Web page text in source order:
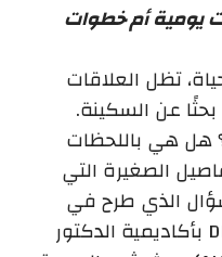
يومية أم خطوات
تظل العلاقات
بحثًا عن السكينة.
هل هي باللحظات
الصغيرة التي
الذي طرح في
نقاشٍ عميق داخل قاعة DFMC بأكاديمية الدكتور